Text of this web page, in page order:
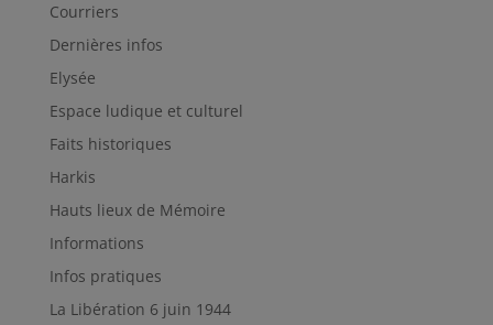
Courriers
Dernières infos
Elysée
Espace ludique et culturel
Faits historiques
Harkis
Hauts lieux de Mémoire
Informations
Infos pratiques
La Libération 6 juin 1944